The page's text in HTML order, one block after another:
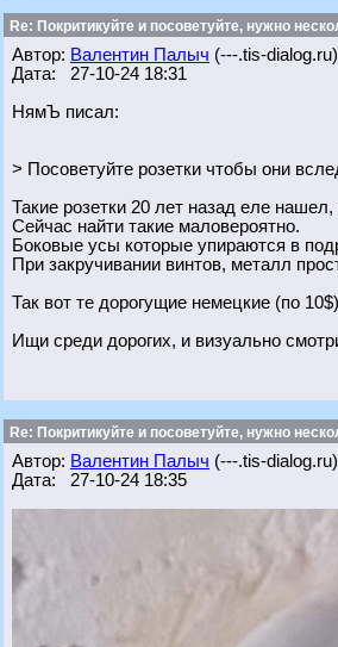
Re: Покритикуйте и посоветуйте, нужно
Автор: Валентин Палыч (---.tis-dialog.ru)
Дата: 27-10-24 18:31
НямЪ писал:
> Посоветуйте розетки чтобы они
Такие розетки 20 лет назад еле
Сейчас найти такие маловероятно.
Боковые усы которые упираются в
При закручивании винтов, металл
Так вот те дорогущие немецкие (по
Ищи среди дорогих, и визуально
Re: Покритикуйте и посоветуйте, нужно
Автор: Валентин Палыч (---.tis-dialog.ru)
Дата: 27-10-24 18:35